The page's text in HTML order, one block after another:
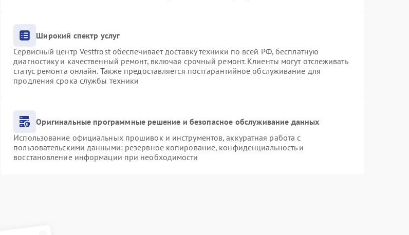
Широкий спектр услуг
Сервисный центр Vestfrost обеспечивает доставку техники по всей РФ, бесплатную
диагностику и качественный ремонт, включая срочный ремонт. Клиенты могут отслеживать
статус ремонта онлайн. Также предоставляется постгарантийное обслуживание для
продления срока службы техники
Оригинальные программные решение и безопасное обслуживание данных
Использование официальных прошивок и инструментов, аккуратная работа с
пользовательскими данными: резервное копирование, конфиденциальность и
восстановление информации при необходимости